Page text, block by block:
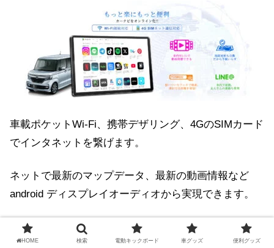
車載ポケットWi-Fi、携帯デザリング、4GのSIMカード
でインタネットを繋げます。
ネットで最新のマップデータ、最新の動画情報など
android ディスプレイオーディオから実現できます。
HOME 検索 電動キックボード 車グッズ 便利グッズ